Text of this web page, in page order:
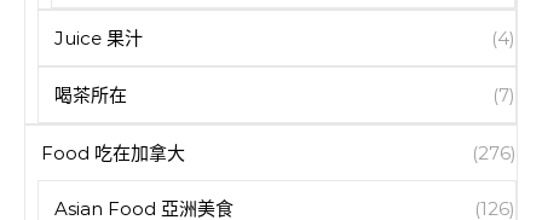
Juice 果汁 (4)
喝茶所在 (7)
Food 吃在加拿大 (276)
Asian Food 亞洲美食 (126)